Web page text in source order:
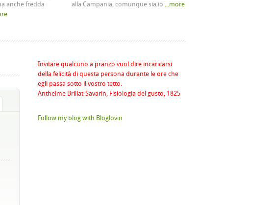
anche fredda
alla Campania, comunque sia io ...more
Invitare qualcuno a pranzo vuol dire incaricarsi
della felicità di questa persona durante le ore che
egli passa sotto il vostro tetto.
Anthelme Brillat-Savarin, Fisiologia del gusto, 1825
Follow my blog with Bloglovin